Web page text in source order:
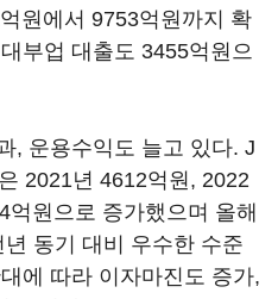
원에서 9753억원까지 확
부업 대출도 3455억원으
, 운용수익도 늘고 있다. J
2021년 4612억원, 2022
원으로 증가했으며 올해
동기 대비 우수한 수준
에 따라 이자마진도 증가,